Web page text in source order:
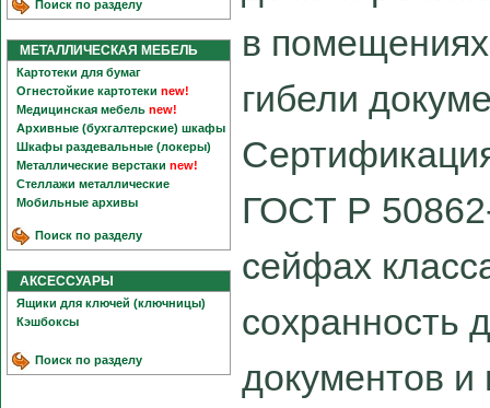
Поиск по разделу
МЕТАЛЛИЧЕСКАЯ МЕБЕЛЬ
Картотеки для бумаг
Огнестойкие картотеки new!
Медицинская мебель new!
Архивные (бухгалтерские) шкафы
Шкафы раздевальные (локеры)
Металлические верстаки new!
Стеллажи металлические
Мобильные архивы
Поиск по разделу
АКСЕССУАРЫ
Ящики для ключей (ключницы)
Кэшбоксы
Поиск по разделу
в
гибели
ГОСТ Р
сейфах
сохранность
документов и